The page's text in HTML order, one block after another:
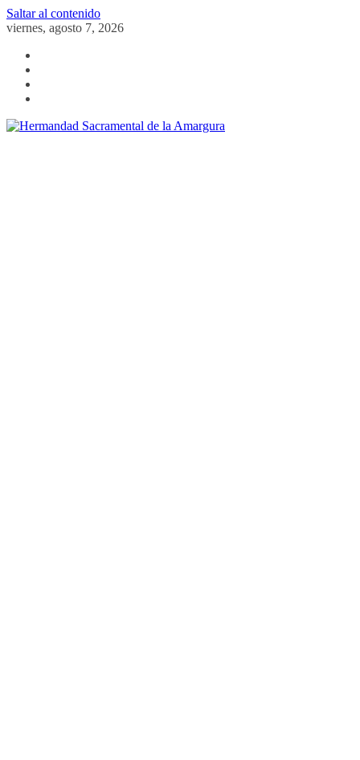
Saltar al contenido
viernes, agosto 7, 2026